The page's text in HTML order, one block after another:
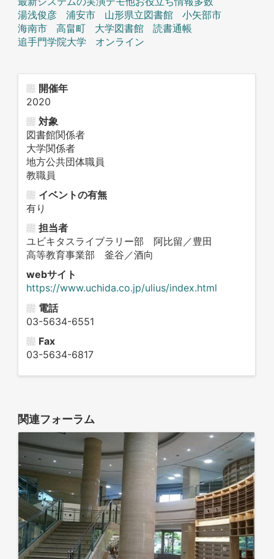
湯浅俊彦
浦安市 山形県立図書館
小矢部市
海南市
高畠町 大学図書館
読書通帳
追手門学院大学
オンライン
開催年
2020
対象
図書館関係者
大学関係者
地方公共団体職員
教職員
イベントの有無
有り
担当者
ユビキタスライブラリー部 阿比留／豊田
高等教育事業部 釜谷／酒向
webサイト
https://www.uchida.co.jp/ulius/index.html
電話
03-5634-6551
Fax
03-5634-6817
関連フォーラム